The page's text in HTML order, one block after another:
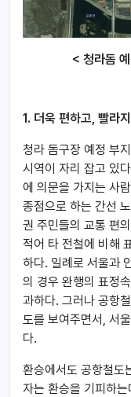
< 청라돔
1. 더욱 편하고, 빨라
청라 돔구장 예정 부
시역이 자리 잡고 있
에 의문을 가지는 사
종점으로 하는 간선
권 주민들의 교통 편
적어 타 전철에 비해
하다. 일례로 서울과
의 경우 완행의 표정
과하다. 그러나 공항
도를 보여주면서, 서
다.
환승에서도 공항철도
자는 환승을 기피하는